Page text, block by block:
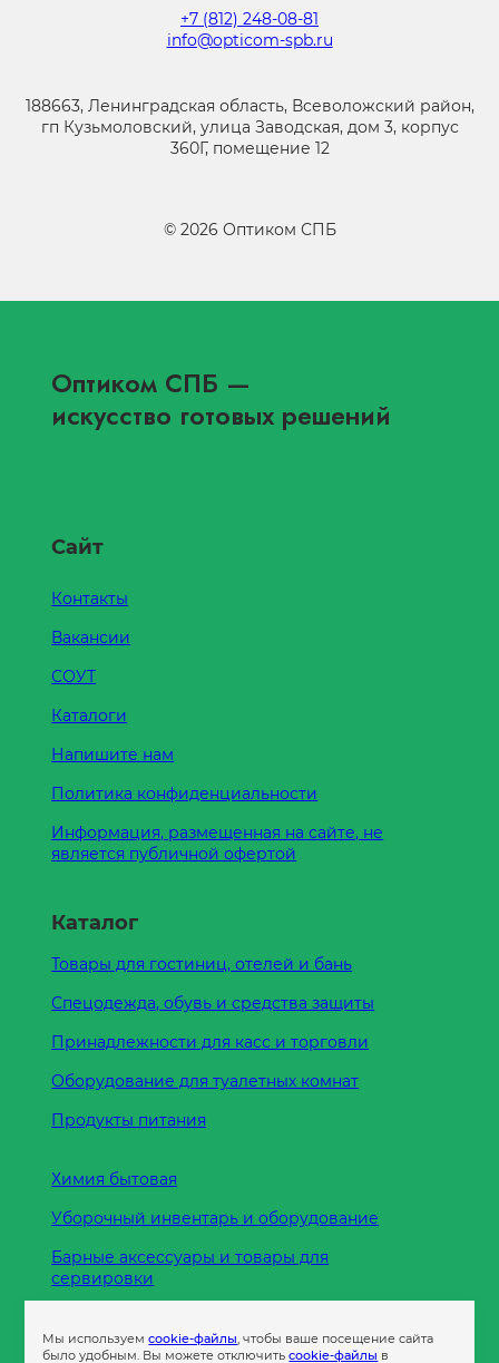
+7 (812) 248-08-81
info@opticom-spb.ru
188663, Ленинградская область, Всеволожский район,
гп Кузьмоловский, улица Заводская, дом 3, корпус
360Г, помещение 12
© 2026 Оптиком СПБ
Оптиком СПБ —
искусство готовых решений
Сайт
Контакты
Вакансии
СОУТ
Каталоги
Напишите нам
Политика конфиденциальности
Информация, размещенная на сайте, не
является публичной офертой
Каталог
Товары для гостиниц, отелей и бань
Спецодежда, обувь и средства защиты
Принадлежности для касс и торговли
Оборудование для туалетных комнат
Продукты питания
Химия бытовая
Уборочный инвентарь и оборудование
Барные аксессуары и товары для
сервировки
Пленка
Мы используемcookie-файлы, чтобы ваше посещение сайта
было удобным. Вы можете отключитьcookie-файлы в